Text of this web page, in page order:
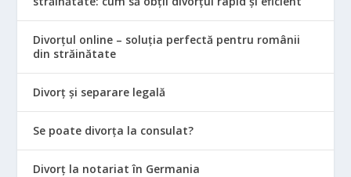
Divorțul online – soluția perfectă pentru românii
din străinătate
Divorț și separare legală
Se poate divorța la consulat?
Divorț la notariat în Germania